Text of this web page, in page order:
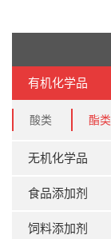
有机化学品
酸类 酯类
无机化学品
食品添加剂
饲料添加剂